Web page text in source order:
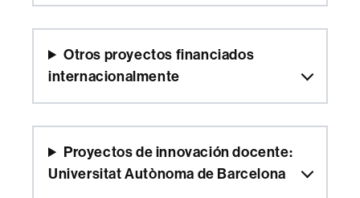
Otros proyectos financiados
internacionalmente
Proyectos de innovación docente:
Universitat Autònoma de Barcelona